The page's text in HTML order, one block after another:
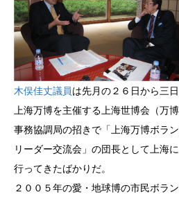
木俣佳丈議員は先月の２６日から三
上海万博を主催する上海世博会（万博
事務協調局の招きで「上海万博ボラ
リーダー交流会」の団長として上海に
行ってきたばかりだ。
２００５年の愛・地球博の市民ボラ